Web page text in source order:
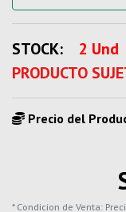
STOCK:
2 Und
PRODUCTO
Precio del
* Condicion de Venta: